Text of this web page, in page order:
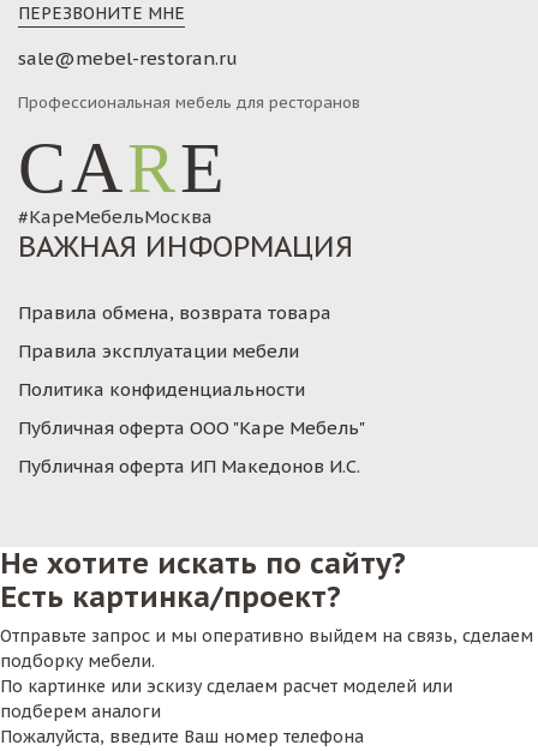
ПЕРЕЗВОНИТЕ МНЕ
sale@mebel-restoran.ru
Профессиональная мебель для ресторанов
CARE
#КареМебельМосква
ВАЖНАЯ ИНФОРМАЦИЯ
Правила обмена, возврата товара
Правила эксплуатации мебели
Политика конфиденциальности
Публичная оферта ООО "Каре Мебель"
Публичная оферта ИП Македонов И.С.
Не хотите искать по сайту?
Есть картинка/проект?
Отправьте запрос и мы оперативно выйдем на связь, сделаем
подборку мебели.
По картинке или эскизу сделаем расчет моделей или
подберем аналоги
Пожалуйста, введите Ваш номер телефона